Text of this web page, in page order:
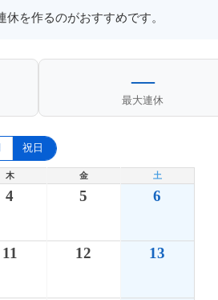
を作るのがおすすめです。
—
最大連休
祝日
木 金 土
4 5 6
11 12 13